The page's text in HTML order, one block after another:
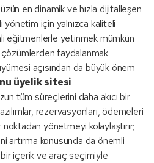
en dinamik ve hızla dijitalleşen
yönetim için yalnızca kaliteli
eğitmenlerle yetinmek mümkün
çözümlerden faydalanmak
açısından da büyük önem
üyelik sitesi
tüm süreçlerini daha akıcı bir
rezervasyonları, ödemeleri
yönetmeyi kolaylaştırır;
artırma konusunda da önemli
içerik ve araç seçimiyle